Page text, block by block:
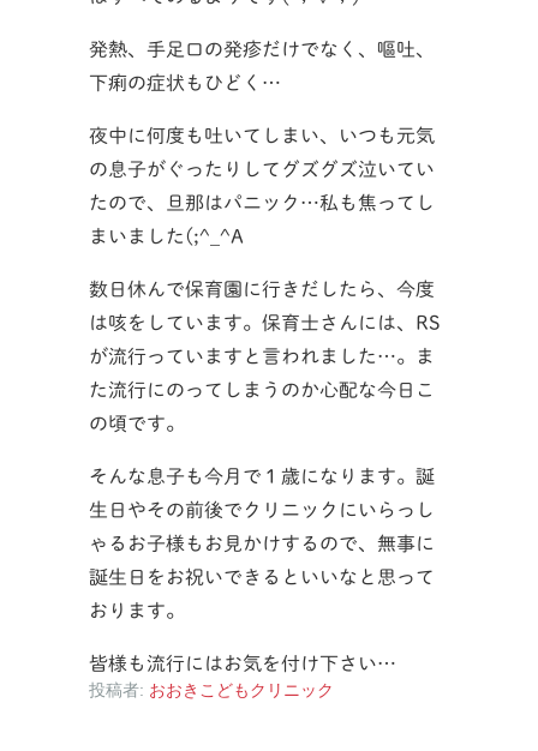
発熱、手足口の発疹だけでなく、嘔吐、
下痢の症状もひどく…
夜中に何度も吐いてしまい、いつも元気
の息子がぐったりしてグズグズ泣いてい
たので、旦那はパニック…私も焦ってし
まいました(;^_^A
数日休んで保育園に行きだしたら、今度
は咳をしています。保育士さんには、RS
が流行っていますと言われました…。ま
た流行にのってしまうのか心配な今日こ
の頃です。
そんな息子も今月で１歳になります。誕
生日やその前後でクリニックにいらっし
ゃるお子様もお見かけするので、無事に
誕生日をお祝いできるといいなと思って
おります。
皆様も流行にはお気を付け下さい…
投稿者: おおきこどもクリニック